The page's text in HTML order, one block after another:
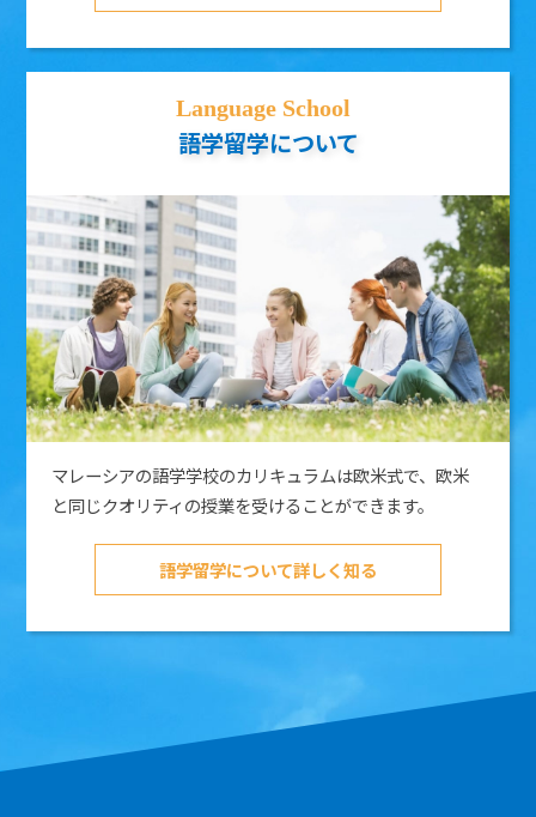
語学留学について
マレーシアの語学学校のカリキュラムは欧米式で、欧米
と同じクオリティの授業を受けることができます。
語学留学について詳しく知る